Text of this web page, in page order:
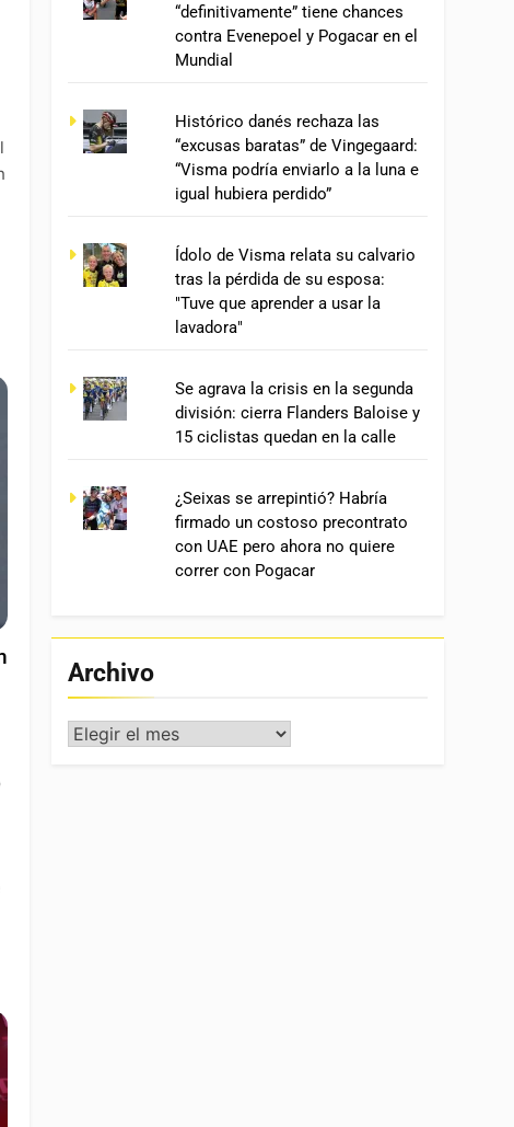
“definitivamente” tiene chances
contra Evenepoel y Pogacar en el
Mundial
Histórico danés rechaza las
“excusas baratas” de Vingegaard:
“Visma podría enviarlo a la luna e
igual hubiera perdido”
Ídolo de Visma relata su calvario
tras la pérdida de su esposa:
"Tuve que aprender a usar la
lavadora"
Se agrava la crisis en la segunda
división: cierra Flanders Baloise y
15 ciclistas quedan en la calle
¿Seixas se arrepintió? Habría
firmado un costoso precontrato
con UAE pero ahora no quiere
correr con Pogacar
Archivo
Archivo